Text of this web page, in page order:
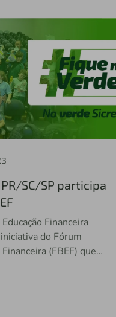
SC/SP participa
Financeira
do Fórum
(FBEF) que